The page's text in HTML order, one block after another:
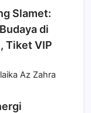
Slamet:
di
Tiket VIP
Az Zahra